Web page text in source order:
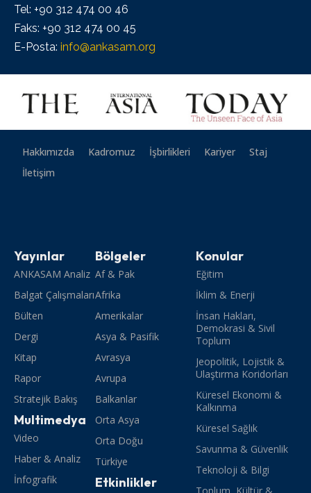
Tel: +90 312 474 00 46
Faks: +90 312 474 00 45
E-Posta: info@ankasam.org
Hakkımızda Kadromuz İşbirlikleri Kariyer
Staj
İletişim
Yayınlar
ANKASAM Analiz
Balgat Çalışmaları
Bülten
Dergi
Kitap
Rapor
Stratejik Bakış
Multimedya
Video
Haber & Analiz
İnfografik
Bölgeler
Af & Pak
Afrika
Amerikalar
Asya & Pasifik
Avrasya
Avrupa
Balkanlar
Orta Asya
Orta Doğu
Türkiye
Etkinlikler
Konular
Eğitim
İklim & Enerji
İnsan Hakları,
Demokrasi & Sivil
Toplum
Jeopolitik, Lojistik &
Ulaştırma Koridorları
Küresel Ekonomi &
Kalkınma
Küresel Sağlık
Savunma & Güvenlik
Teknoloji & Bilgi